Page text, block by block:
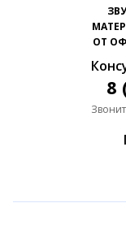
ОТ
8